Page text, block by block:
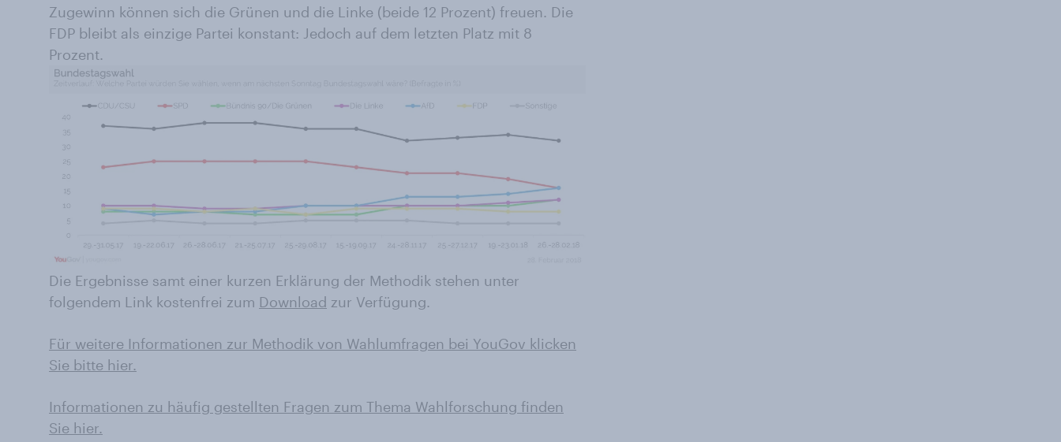
Zugewinn können sich die Grünen und die Linke (beide 12 Prozent) freuen. Die
FDP bleibt als einzige Partei konstant: Jedoch auf dem letzten Platz mit 8
Prozent.
Die Ergebnisse samt einer kurzen Erklärung der Methodik stehen unter
folgendem Link kostenfrei zum Download zur Verfügung.
Für weitere Informationen zur Methodik von Wahlumfragen bei YouGov klicken
Sie bitte hier.
Informationen zu häufig gestellten Fragen zum Thema Wahlforschung finden
Sie hier.